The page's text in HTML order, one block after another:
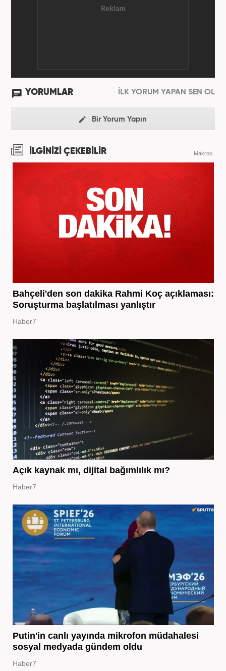
YORUMLAR İLK YORUM YAPAN SEN OL
Bir Yorum Yapın
İLGİNİZİ ÇEKEBİLİR Makroo
Bahçeli'den son dakika Rahmi Koç açıklaması:
Soruşturma başlatılması yanlıştır
Haber7
Açık kaynak mı, dijital bağımlılık mı?
Haber7
Putin'in canlı yayında mikrofon müdahalesi
sosyal medyada gündem oldu
Haber7